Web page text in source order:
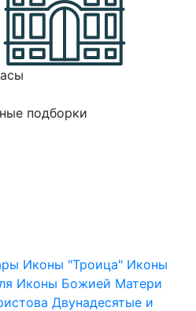
подборки
Иконы "Троица" Иконы
Иконы Божией Матери
Двунадесятые и